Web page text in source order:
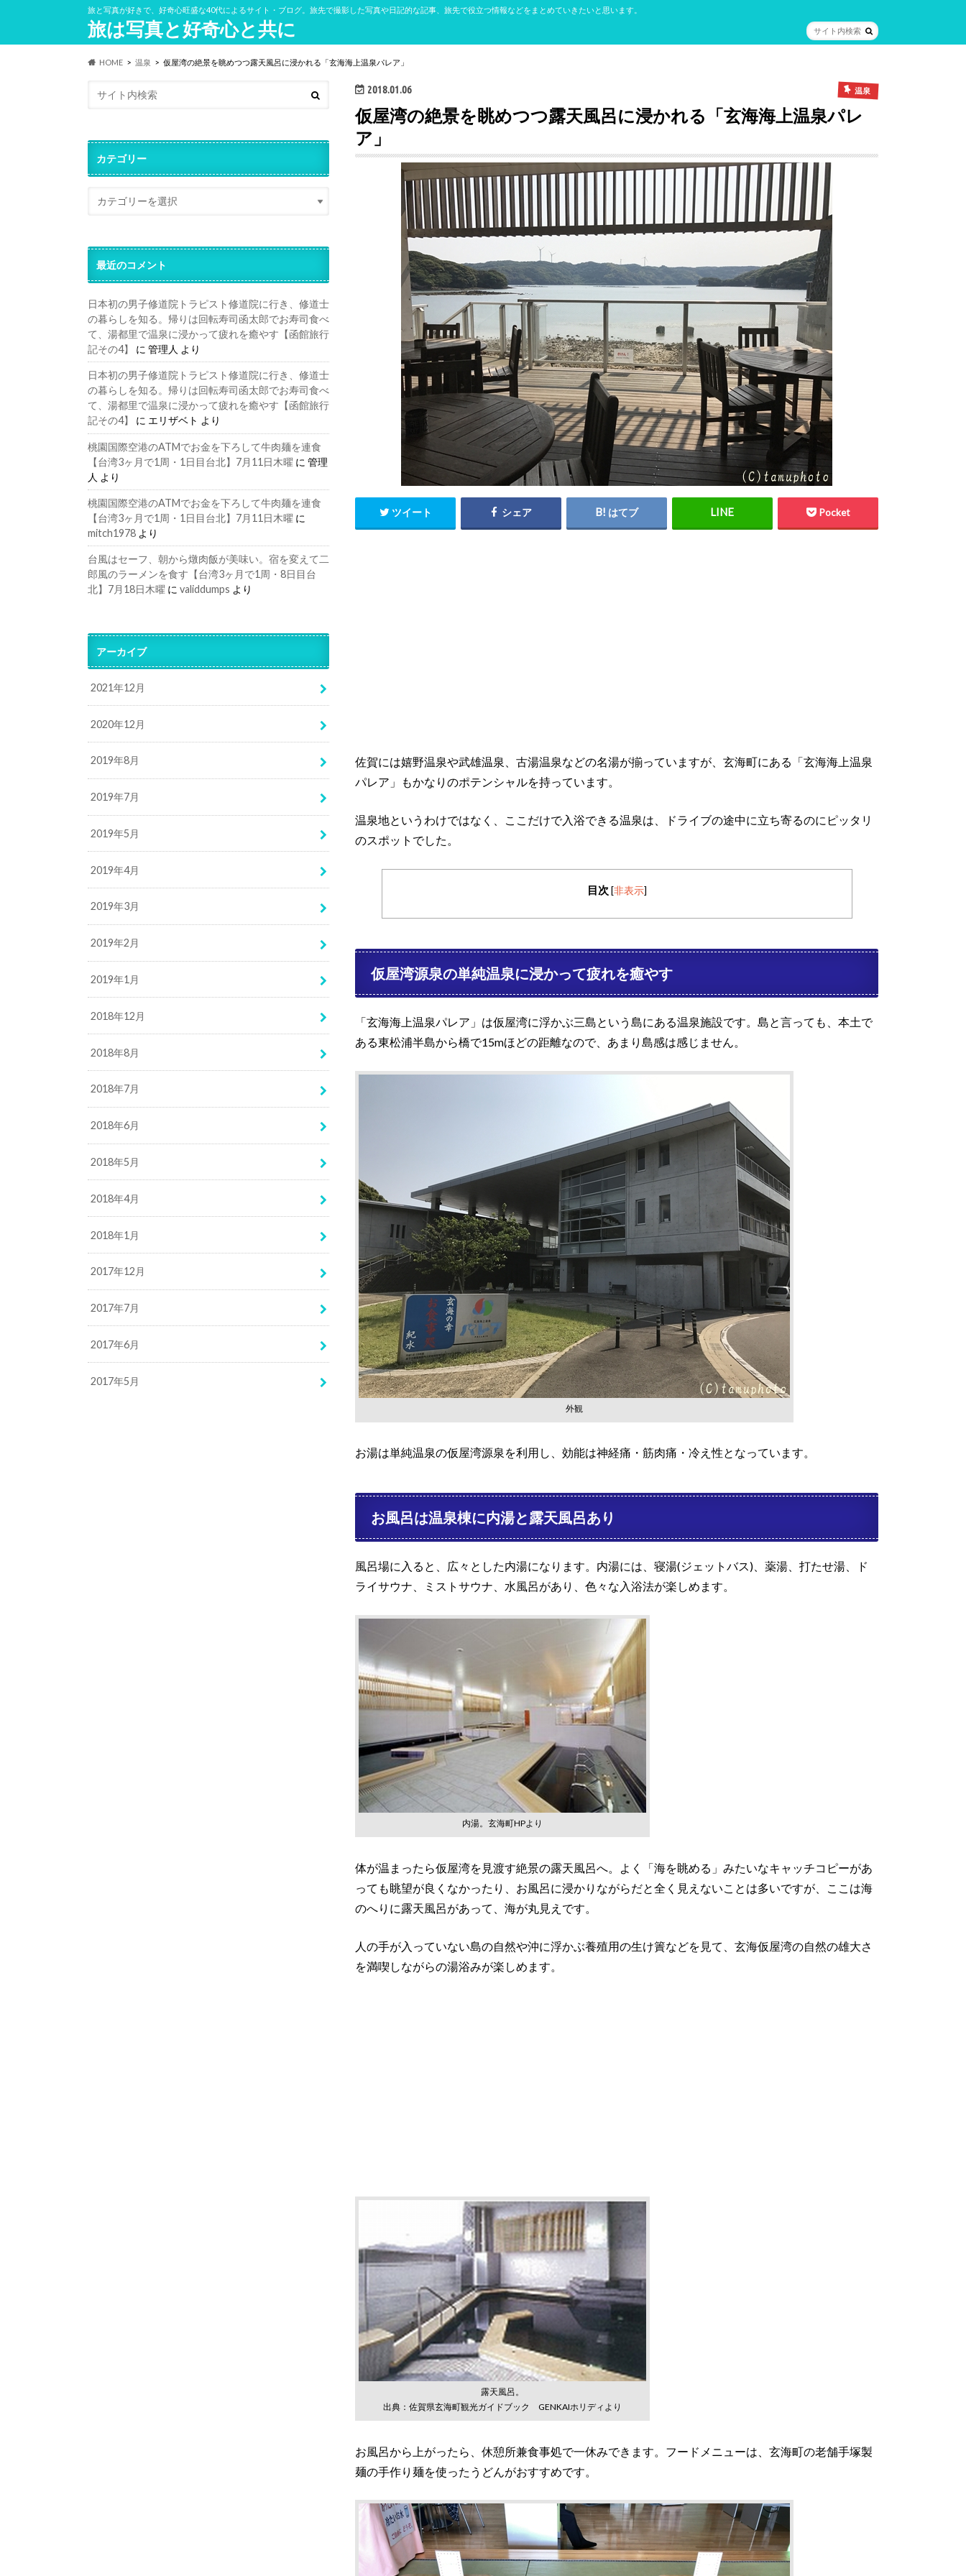
旅と写真が好きで、好奇心旺盛な40代によるサイト・ブログ。旅先で撮影した写真や日記的な記事、旅先で役立つ情報などをまとめていきたいと思います。
旅は写真と好奇心と共に
HOME 温泉 仮屋湾の絶景を眺めつつ露天風呂に浸かれる「玄海海上温泉パレア」
2018.01.06 温泉
仮屋湾の絶景を眺めつつ露天風呂に浸かれる「玄海海上温泉パレ
ア」
ツイート シェア はてブ Pocket
佐賀には嬉野温泉や武雄温泉、古湯温泉などの名湯が揃っていますが、玄海町にある「玄海海上温泉
パレア」もかなりのポテンシャルを持っています。
温泉地というわけではなく、ここだけで入浴できる温泉は、ドライブの途中に立ち寄るのにピッタリ
のスポットでした。
目次 [非表示]
仮屋湾源泉の単純温泉に浸かって疲れを癒やす
「玄海海上温泉パレア」は仮屋湾に浮かぶ三島という島にある温泉施設です。島と言っても、本土で
ある東松浦半島から橋で15mほどの距離なので、あまり島感は感じません。
外観
お湯は単純温泉の仮屋湾源泉を利用し、効能は神経痛・筋肉痛・冷え性となっています。
お風呂は温泉棟に内湯と露天風呂あり
風呂場に入ると、広々とした内湯になります。内湯には、寝湯(ジェットバス)、薬湯、打たせ湯、ド
ライサウナ、ミストサウナ、水風呂があり、色々な入浴法が楽しめます。
内湯。玄海町HPより
体が温まったら仮屋湾を見渡す絶景の露天風呂へ。よく「海を眺める」みたいなキャッチコピーがあ
っても眺望が良くなかったり、お風呂に浸かりながらだと全く見えないことは多いですが、ここは海
のへりに露天風呂があって、海が丸見えです。
人の手が入っていない島の自然や沖に浮かぶ養殖用の生け簀などを見て、玄海仮屋湾の自然の雄大さ
を満喫しながらの湯浴みが楽しめます。
露天風呂。
出典：佐賀県玄海町観光ガイドブック GENKAIホリディより
お風呂から上がったら、休憩所兼食事処で一休みできます。フードメニューは、玄海町の老舗手塚製
麺の手作り麺を使ったうどんがおすすめです。
カテゴリー
最近のコメント
日本初の男子修道院トラピスト修道院に行き、修道士
の暮らしを知る。帰りは回転寿司函太郎でお寿司食べ
て、湯都里で温泉に浸かって疲れを癒やす【函館旅行
記その4】
に 管理人 より
日本初の男子修道院トラピスト修道院に行き、修道士
の暮らしを知る。帰りは回転寿司函太郎でお寿司食べ
て、湯都里で温泉に浸かって疲れを癒やす【函館旅行
記その4】
に エリザベト より
桃園国際空港のATMでお金を下ろして牛肉麺を連食
【台湾3ヶ月で1周・1日目台北】7月11日木曜 に 管理
人 より
桃園国際空港のATMでお金を下ろして牛肉麺を連食
【台湾3ヶ月で1周・1日目台北】7月11日木曜 に
mitch1978 より
台風はセーフ、朝から燉肉飯が美味い。宿を変えて二
郎風のラーメンを食す【台湾3ヶ月で1周・8日目台
北】7月18日木曜 に validdumps より
アーカイブ
2021年12月
2020年12月
2019年8月
2019年7月
2019年5月
2019年4月
2019年3月
2019年2月
2019年1月
2018年12月
2018年8月
2018年7月
2018年6月
2018年5月
2018年4月
2018年1月
2017年12月
2017年7月
2017年6月
2017年5月